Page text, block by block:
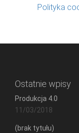
Polityka
Ostatnie wpisy
Produkcja 4.0
11/03/2018
(brak tytułu)